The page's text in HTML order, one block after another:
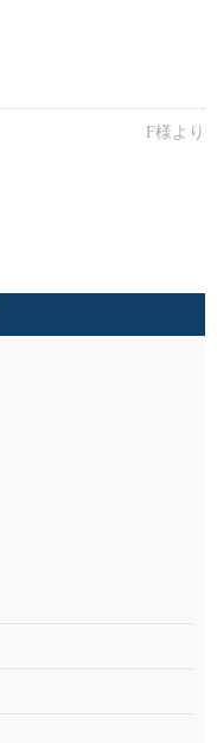
F様より